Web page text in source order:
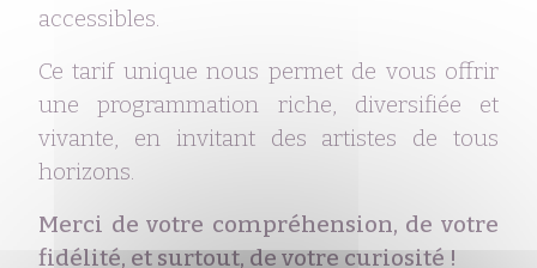
accessibles.
Ce tarif unique nous permet de vous offrir
une programmation riche, diversifiée et
vivante, en invitant des artistes de tous
horizons.
Merci de votre compréhension, de votre
fidélité, et surtout, de votre curiosité !